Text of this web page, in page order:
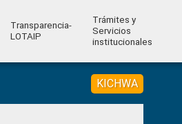
Transparencia-
LOTAIP
Trámites y
Servicios
institucionales
KICHWA